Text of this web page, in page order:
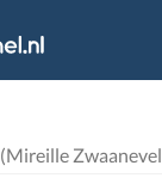
(Mireille